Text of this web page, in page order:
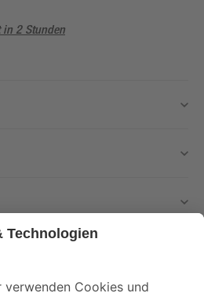
2 Stunden
und Aktionen mehr verpassen!